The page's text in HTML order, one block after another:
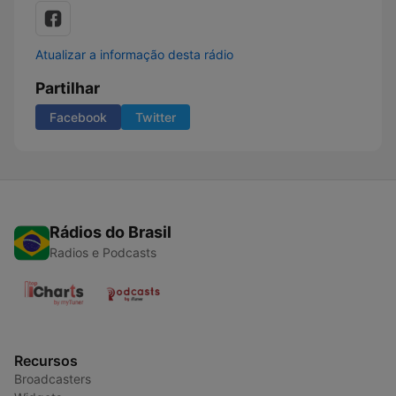
Atualizar a informação desta rádio
Partilhar
Facebook Twitter
Rádios do Brasil
Radios e Podcasts
Recursos
Broadcasters